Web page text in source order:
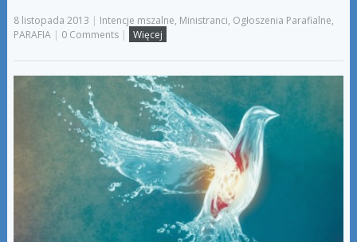
8 listopada 2013 | Intencje mszalne, Ministranci, Ogłoszenia Parafialne,
PARAFIA | 0 Comments | Więcej